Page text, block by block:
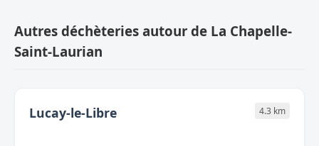
Autres déchèteries autour de La Chapelle-
Saint-Laurian
Lucay-le-Libre 4.3 km